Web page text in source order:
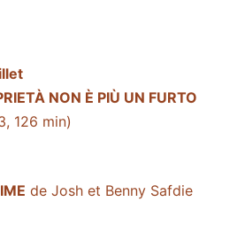
NON È PIÙ UN FURTO
126 min)
de Josh et Benny Safdie